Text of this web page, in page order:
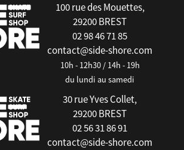
100 rue des Mouettes,
29200 BREST
02 98 46 71 85
contact@side-shore.com
10h - 12h30 / 14h - 19h
du lundi au samedi
30 rue Yves Collet,
29200 BREST
02 56 31 86 91
contact@side-shore.com